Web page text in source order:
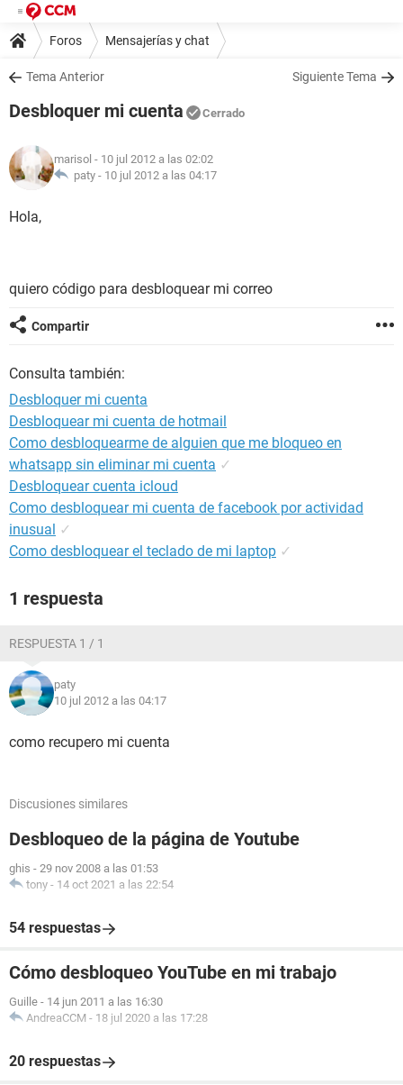
Foros Mensajerías y chat
Tema Anterior Siguiente Tema
Desbloquer mi cuenta Cerrado
marisol - 10 jul 2012 a las 02:02
paty - 10 jul 2012 a las 04:17
Hola,
quiero código para desbloquear mi correo
Compartir
Consulta también:
Desbloquer mi cuenta
Desbloquear mi cuenta de hotmail
Como desbloquearme de alguien que me bloqueo en
whatsapp sin eliminar mi cuenta ✓
Desbloquear cuenta icloud
Como desbloquear mi cuenta de facebook por actividad
inusual ✓
Como desbloquear el teclado de mi laptop ✓
1 respuesta
RESPUESTA 1 / 1
paty
10 jul 2012 a las 04:17
como recupero mi cuenta
Discusiones similares
Desbloqueo de la página de Youtube
ghis - 29 nov 2008 a las 01:53
tony - 14 oct 2021 a las 22:54
54 respuestas
Cómo desbloqueo YouTube en mi trabajo
Guille - 14 jun 2011 a las 16:30
AndreaCCM - 18 jul 2020 a las 17:28
20 respuestas